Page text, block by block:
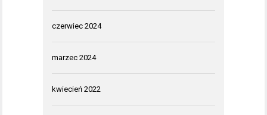
czerwiec 2024
marzec 2024
kwiecień 2022